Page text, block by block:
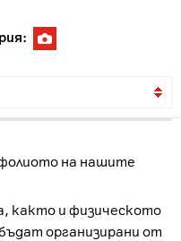
на нашите
както и физическото
организирани от